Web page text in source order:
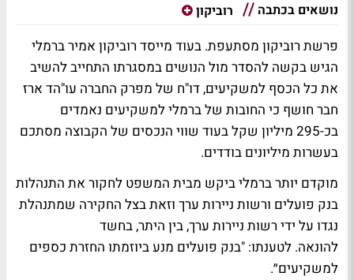
נושאים בכתבה רוביקון
פרשת רוביקון מסתעפת. בעוד מייסד רוביקון אמיר ברמלי
הגיש בקשה להסדר מול הנושים במסגרתו התחייב להשיב
את כל הכסף למשקיעים, דו"ח של מפרק החברה עו"הד ארז
חבר חושף כי החובות של ברמלי למשקיעים נאמדים
בכ-295 מיליון שקל בעוד שווי הנכסים של הקבוצה מסתכם
בעשרות מיליונים בודדים.
מוקדם יותר ברמלי ביקש מבית המשפט לחקור את התנהלות
בנק פועלים ורשות ניירות ערך וזאת בצל החקירה שמתנהלת
נגדו על ידי רשות ניירות ערך, בין היתר, בחשד
להונאה. לטענתו: "בנק פועלים מנע ביוזמתו החזרת כספים
למשקיעים״.